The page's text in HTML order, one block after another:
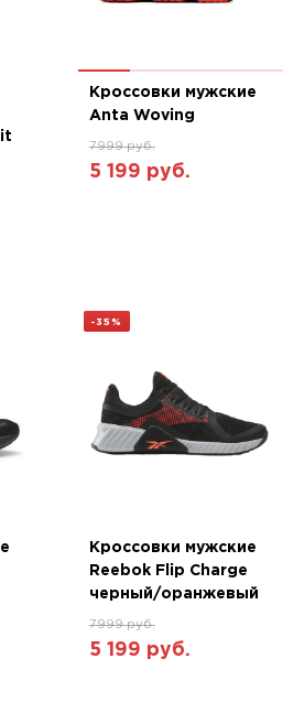
Кроссовки мужские
Anta Woving
7999 руб.
5 199 руб.
-35%
Кроссовки мужские
Reebok Flip Charge
черный/оранжевый
7999 руб.
5 199 руб.